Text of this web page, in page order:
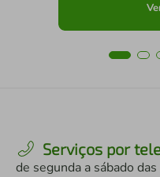
Serviços por
de segunda a sábado das